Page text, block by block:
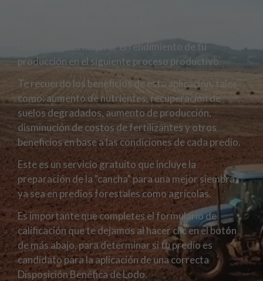
Lodo y puedas mejorar el rendimiento de tu
producción en el siguiente proceso productivo.
Te recuerdo los beneficios de esta aplicación, tales
como: aumento de nutrientes, recuperación de
suelos degradados, aumento de producción,
disminución de costos de fertilizantes y otros
beneficios en base a las condiciones de cada predio.
Este es un servicio gratuito que incluye la
preparación de la "cancha" para una mejor siembra,
ya sea en predios forestales como agrícolas.
Es importante que completes el formulario de
calificaciónque te dejamos al hacer clic en el botón
de más abajo, para determinar si tu predio es
candidato para la aplicación de una correcta
Disposición Benéfica de Lodo.